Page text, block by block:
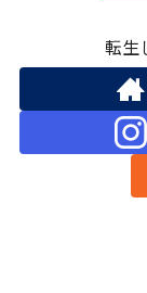
転生